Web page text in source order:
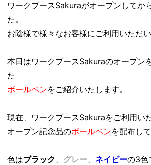
ワークブースSakuraがオープンしてか
た。
お陰様で様々なお客様にご利用いただい
本日はワークブースSakuraのオープン
た
ボールペンをご紹介いたします。
現在、ワークブースSakuraをご利用い
オープン記念品のボールペンを配布し
色はブラック 、 グレー、 ネイビーの3色